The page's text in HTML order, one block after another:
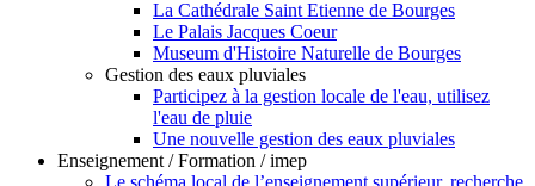
La Cathédrale Saint Etienne de Bourges
Le Palais Jacques Coeur
Museum d'Histoire Naturelle de Bourges
Gestion des eaux pluviales
Participez à la gestion locale de l'eau, utilisez
l'eau de pluie
Une nouvelle gestion des eaux pluviales
Enseignement / Formation / imep
Le schéma local de l’enseignement supérieur, recherche